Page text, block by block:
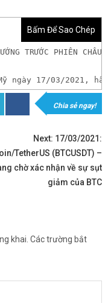
Bấm Để Sao Chép
TRƯỚC PHIÊN
ngày 17/03/2021,
17-
𝐭𝐡ị 𝐭𝐫ườ𝐧𝐠 𝐭à𝐢 𝐜𝐡í𝐧𝐡
𝘜𝘺 𝘛í𝘯 𝘷à 𝘱𝘩ù
𝘯ổ𝘪 𝘵𝘪ế𝘯𝘨
𝘯ổ𝘪 𝘵𝘪ế𝘯𝘨 𝘯𝘩ấ𝘵
17-03-2021-du-
Chia sẻ ngay!
Next: 17/03/2021:
TetherUS (BTCUSDT) –
chờ xác nhận về sự sụt
giảm của BTC
khai. Các trường bắt